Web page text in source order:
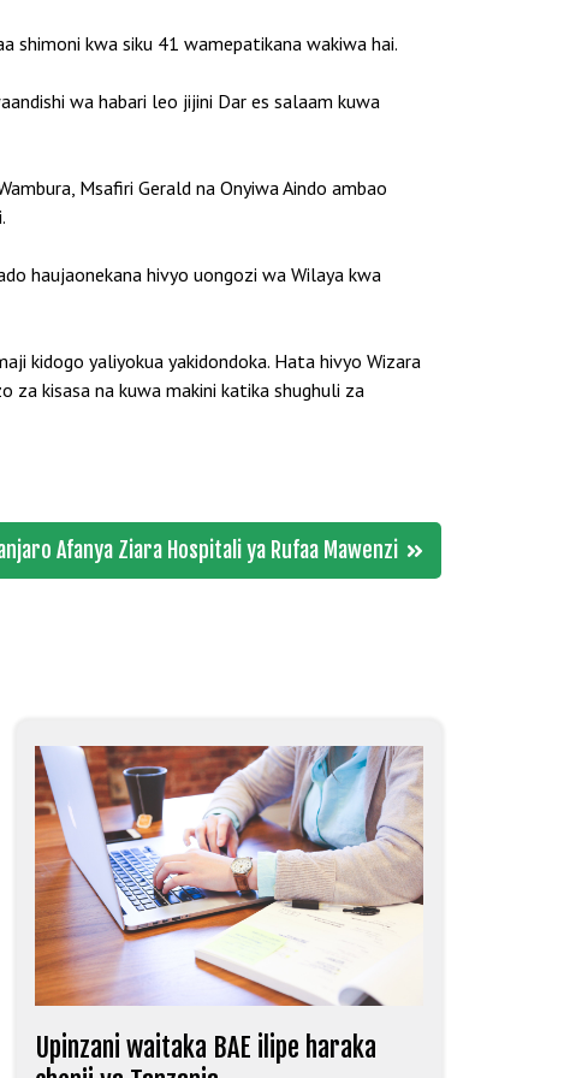
kwa siku 41 wamepatikana wakiwa hai.
wa habari leo jijini Dar es salaam kuwa
Msafiri Gerald na Onyiwa Aindo ambao
haujaonekana hivyo uongozi wa Wilaya kwa
kidogo yaliyokua yakidondoka. Hata hivyo Wizara
kisasa na kuwa makini katika shughuli za
Afanya Ziara Hospitali ya Rufaa Mawenzi
Upinzani waitaka BAE ilipe haraka